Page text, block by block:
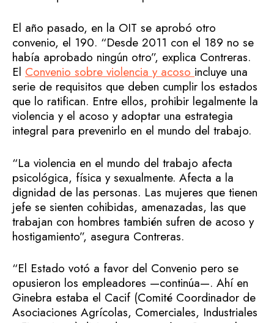
El año pasado, en la OIT se aprobó otro
convenio, el 190. “Desde 2011 con el 189 no se
había aprobado ningún otro”, explica Contreras.
El Convenio sobre violencia y acosoincluye una
serie de requisitos que deben cumplir los estados
que lo ratifican. Entre ellos, prohibir legalmente la
violencia y el acoso y adoptar una estrategia
integral para prevenirlo en el mundo del trabajo.
“La violencia en el mundo del trabajo afecta
psicológica, física y sexualmente. Afecta a la
dignidad de las personas. Las mujeres que tienen
jefe se sienten cohibidas, amenazadas, las que
trabajan con hombres también sufren de acoso y
hostigamiento”, asegura Contreras.
“El Estado votó a favor del Convenio pero se
opusieron los empleadores —continúa—. Ahí en
Ginebra estaba el Cacif (Comité Coordinador de
Asociaciones Agrícolas, Comerciales, Industriales